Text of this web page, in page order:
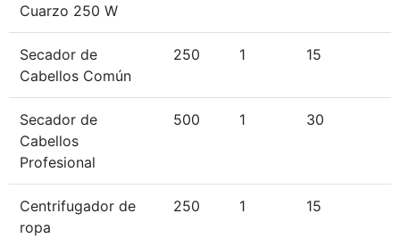
Cuarzo 250 W
Secador de
Cabellos Común
250 1 15
Secador de
Cabellos
Profesional
500 1 30
Centrifugador de
ropa
250 1 15